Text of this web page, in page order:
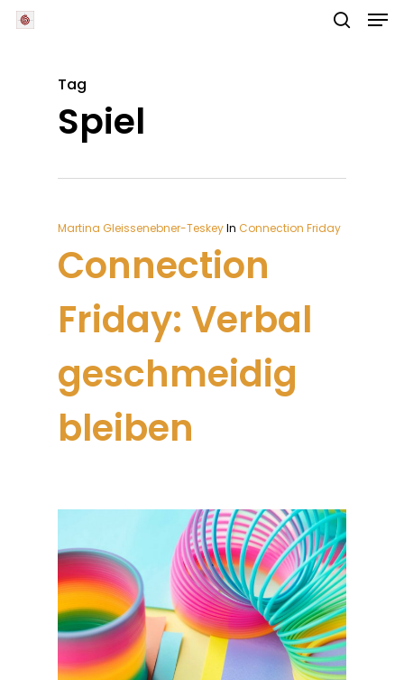
Skip
Tag
Spiel
Martina Gleissenebner-TeskeyIn Connection Friday
Connection
Friday: Verbal
geschmeidig
bleiben